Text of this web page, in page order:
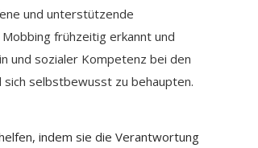
und unterstützende
frühzeitig erkannt und
und sozialer Kompetenz bei den
sich selbstbewusst zu behaupten.
indem sie die Verantwortung